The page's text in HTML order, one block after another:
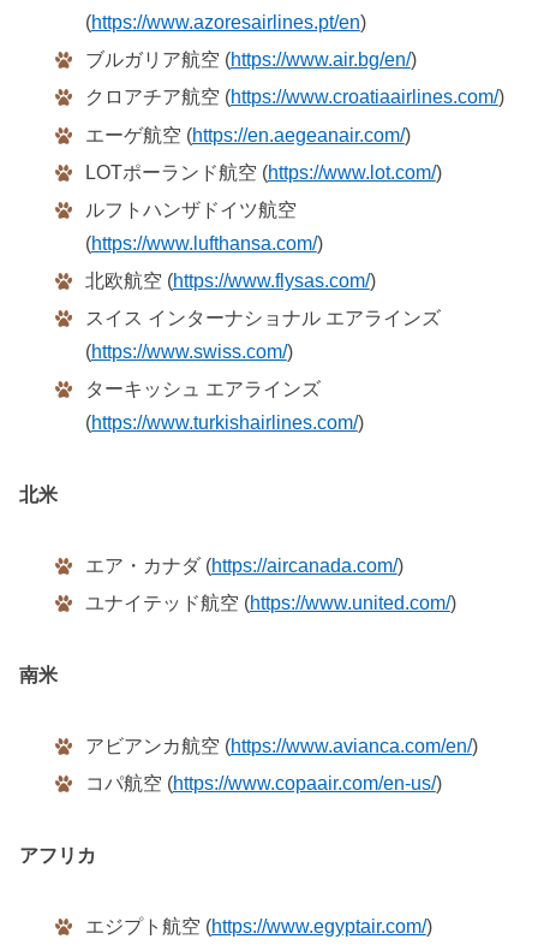
(https://www.azoresairlines.pt/en)
ブルガリア航空 (https://www.air.bg/en/)
クロアチア航空 (https://www.croatiaairlines.com/)
エーゲ航空 (https://en.aegeanair.com/)
LOTポーランド航空 (https://www.lot.com/)
ルフトハンザドイツ航空
(https://www.lufthansa.com/)
北欧航空 (https://www.flysas.com/)
スイス インターナショナル エアラインズ
(https://www.swiss.com/)
ターキッシュ エアラインズ
(https://www.turkishairlines.com/)
北米
エア・カナダ (https://aircanada.com/)
ユナイテッド航空 (https://www.united.com/)
南米
アビアンカ航空 (https://www.avianca.com/en/)
コパ航空 (https://www.copaair.com/en-us/)
アフリカ
エジプト航空 (https://www.egyptair.com/)